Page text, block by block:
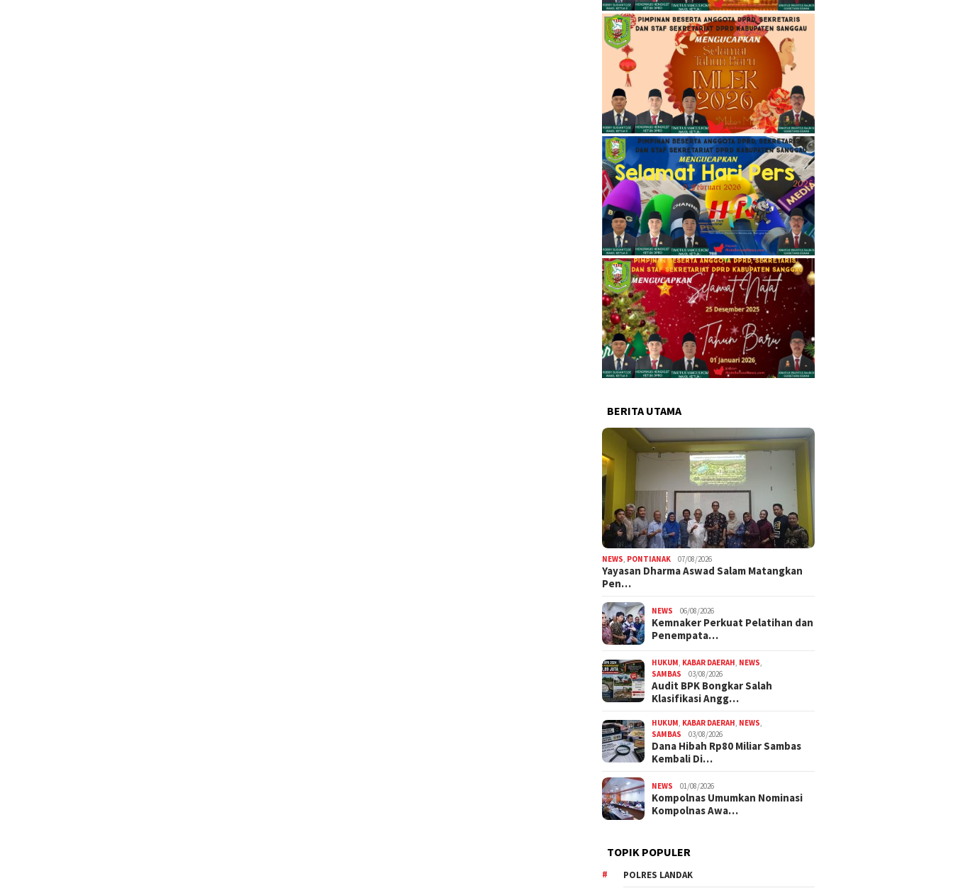
BERITA UTAMA
NEWS PONTIANAK 07/08/2026
Yayasan Dharma Aswad Salam Matangkan
Pen…
NEWS 06/08/2026
Kemnaker Perkuat Pelatihan dan
Penempata…
HUKUM KABAR DAERAH NEWS
SAMBAS
03/08/2026
Audit BPK Bongkar Salah
Klasifikasi Angg…
HUKUM KABAR DAERAH NEWS
SAMBAS
03/08/2026
Dana Hibah Rp80 Miliar Sambas
Kembali Di…
NEWS 01/08/2026
Kompolnas Umumkan Nominasi
Kompolnas Awa…
TOPIK POPULER
POLRES LANDAK